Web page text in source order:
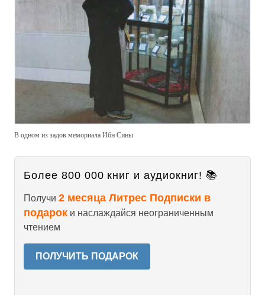
В одном из задов мемориала Ибн Сины
Более 800 000 книг и аудиокниг! 📚
Получи 2 месяца Литрес Подписки в
подарок и наслаждайся неограниченным
чтением
ПОЛУЧИТЬ ПОДАРОК